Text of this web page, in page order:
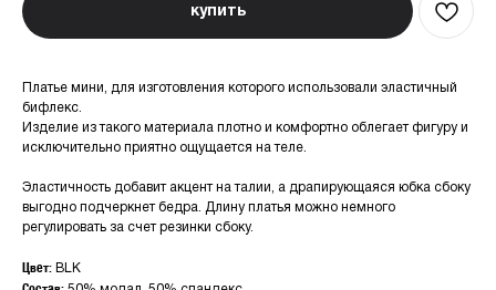
купить
Платье мини, для изготовления которого использовали эластичный
бифлекс.
Изделие из такого материала плотно и комфортно облегает фигуру и
исключительно приятно ощущается на теле.
Эластичность добавит акцент на талии, а драпирующаяся юбка сбоку
выгодно подчеркнет бедра. Длину платья можно немного
регулировать за счет резинки сбоку.
Цвет: BLK